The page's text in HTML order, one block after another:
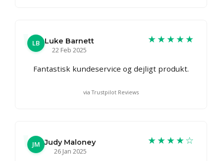
LB
Luke Barnett
22 Feb 2025
★★★★★
Fantastisk kundeservice og dejligt produkt.
via Trustpilot Reviews
JM Judy Maloney
26 Jan 2025
★★★★☆